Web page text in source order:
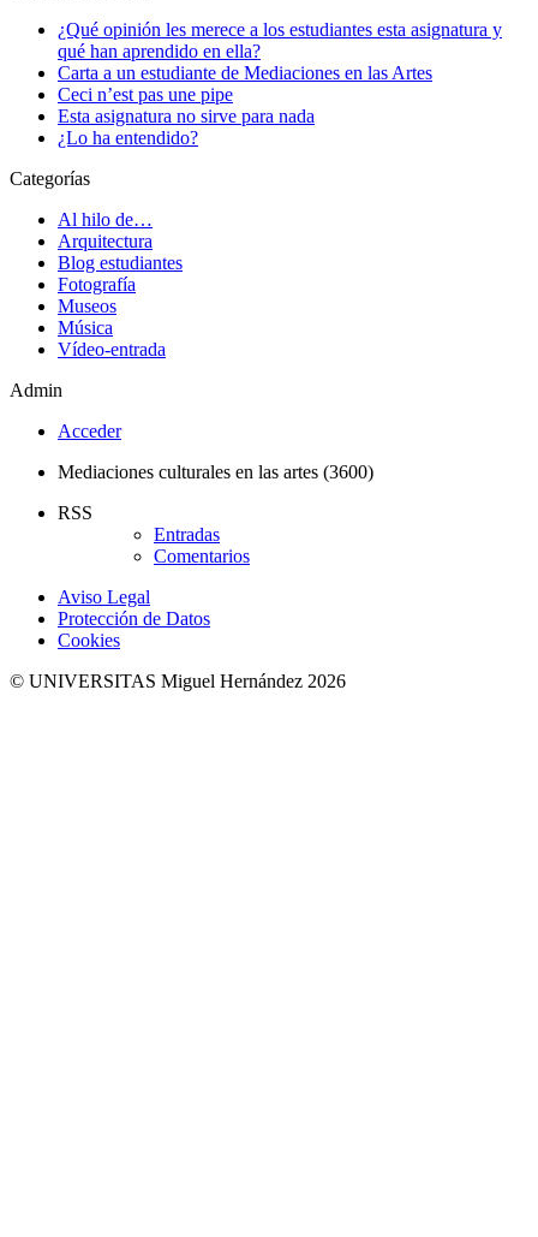
¿Qué opinión les merece a los estudiantes esta asignatura y
qué han aprendido en ella?
Carta a un estudiante de Mediaciones en las Artes
Ceci n’est pas une pipe
Esta asignatura no sirve para nada
¿Lo ha entendido?
Categorías
Al hilo de…
Arquitectura
Blog estudiantes
Fotografía
Museos
Música
Vídeo-entrada
Admin
Acceder
Mediaciones culturales en las artes (3600)
RSS
Entradas
Comentarios
Aviso Legal
Protección de Datos
Cookies
© UNIVERSITAS Miguel Hernández 2026